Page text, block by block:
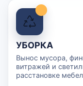
УБОРКА
Вынос мусора,
витражей и
расстановке